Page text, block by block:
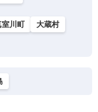
室川町
大蔵村